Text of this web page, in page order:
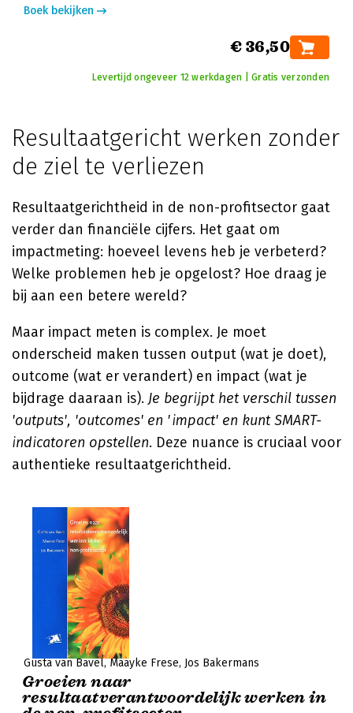
Boek bekijken
€ 36,50
Levertijd ongeveer 12 werkdagen | Gratis verzonden
Resultaatgericht werken zonder
de ziel te verliezen
Resultaatgerichtheid in de non-profitsector gaat
verder dan financiële cijfers. Het gaat om
impactmeting: hoeveel levens heb je verbeterd?
Welke problemen heb je opgelost? Hoe draag je
bij aan een betere wereld?
Maar impact meten is complex. Je moet
onderscheid maken tussen output (wat je doet),
outcome (wat er verandert) en impact (wat je
bijdrage daaraan is). Je begrijpt het verschil tussen
'outputs', 'outcomes' en 'impact' en kunt SMART-
indicatoren opstellen. Deze nuance is cruciaal voor
authentieke resultaatgerichtheid.
Gusta van Bavel Maayke Frese Jos Bakermans
Groeien naar
resultaatverantwoordelijk werken in